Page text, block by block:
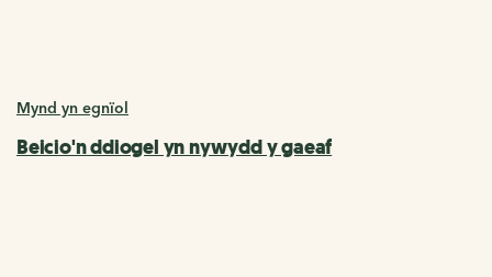
Mynd yn egnïol
Beicio'n ddiogel yn nywydd y gaeaf